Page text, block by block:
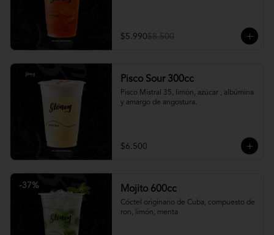
$5.990$8.500
Pisco Sour 300cc
Pisco Mistral 35, limón, azúcar , albúmina
y amargo de angostura.
$6.500
-37% Mojito 600cc
Cóctel originario de Cuba, compuesto de
ron, limón, menta